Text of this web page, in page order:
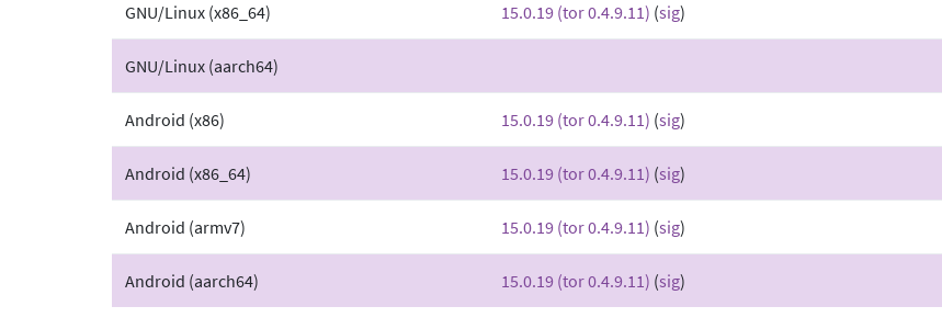
GNU/Linux (x86_64) 15.0.19 (tor 0.4.9.11) (sig)
GNU/Linux (aarch64)
Android (x86) 15.0.19 (tor 0.4.9.11) (sig)
Android (x86_64) 15.0.19 (tor 0.4.9.11) (sig)
Android (armv7) 15.0.19 (tor 0.4.9.11) (sig)
Android (aarch64) 15.0.19 (tor 0.4.9.11) (sig)